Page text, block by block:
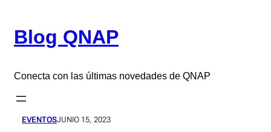
contenido
Blog QNAP
Conecta con las últimas novedades de QNAP
EVENTOSJUNIO 15, 2023